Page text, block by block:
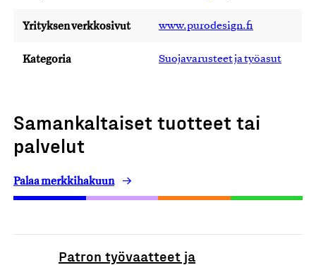
Yrityksen verkkosivut www.purodesign.fi
Kategoria Suojavarusteet ja työasut
Samankaltaiset tuotteet tai
palvelut
Palaa merkkihakuun
Patron työvaatteet ja